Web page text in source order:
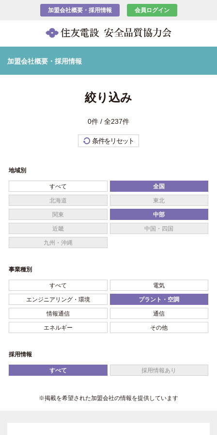
加盟会社概要・採用情報 会員ログイン
加盟会社概要・採用情報
絞り込み
0件 / 全237件
条件をリセット
地域別
すべて 全国
北海道 東北
関東 中部
近畿 中国・四国
九州・沖縄
事業種別
すべて 電気
エンジニアリング・環境 プラント・空調
情報通信 通信
エネルギー その他
採用情報
すべて 採用情報あり
※掲載を希望された加盟会社の情報を提供しています